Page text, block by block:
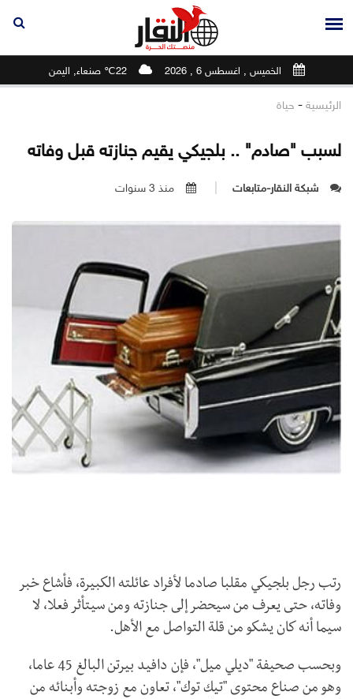
الخميس , اغسطس 6 , 2026 22℃ صنعاء, اليمن
الرئيسية - حياة
لسبب "صادم" .. بلجيكي يقيم جنازته قبل وفاته
شبكة النقار-متابعات منذ 3 سنوات
رتب رجل بلجيكي مقلبا صادما لأفراد عائلته الكبيرة، فأشاع خبر
وفاته، حتى يعرف من سيحضر إلى جنازته ومن سيتأثر فعلا، لا
سيما أنه كان يشكو من قلة التواصل مع الأهل.
وبحسب صحيفة "ديلي ميل"، فإن دافيد بيرتن البالغ 45 عاما،
وهو من صناع محتوى "تيك توك"، تعاون مع زوجته وأبنائه من